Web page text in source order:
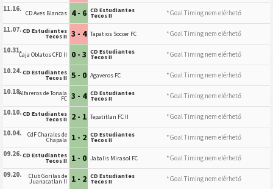
11.16. CD Aves Blancas 4 - 6 CD Estudiantes
Tecos II
*Goal Timing nem elérhető
11.07.CD Estudiantes
Tecos II 3 - 4 Tapatios Soccer FC
*Goal Timing nem elérhető
10.31.Caja Oblatos CFD II 0 - 3 CD Estudiantes
Tecos II
*Goal Timing nem elérhető
10.24.CD Estudiantes
Tecos II 5 - 0 Agaveros FC
*Goal Timing nem elérhető
10.18.Alfareros de Tonala
FC 3 - 4 CD Estudiantes
Tecos II
*Goal Timing nem elérhető
10.10.CD Estudiantes
Tecos II 2 - 1 Tepatitlan FC II
*Goal Timing nem elérhető
10.04.
CdF Charales de
Chapala 1 - 2 CD Estudiantes
Tecos II
*Goal Timing nem elérhető
09.26.CD Estudiantes
Tecos II 1 - 0 Jabalis Mirasol FC
*Goal Timing nem elérhető
09.20.
Club Gorilas de
Juanacatlan II 1 - 2 CD Estudiantes
Tecos II
*Goal Timing nem elérhető